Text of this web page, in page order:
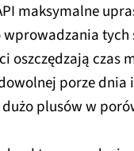
maksymalne
tych
oszczędzają czas
porze dnia
plusów w